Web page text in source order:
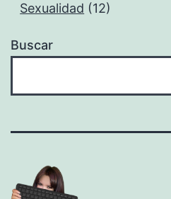
Sexualidad (12)
Buscar